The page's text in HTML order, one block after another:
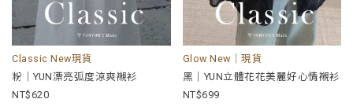
Classic New現貨
粉｜YUN漂亮弧度涼爽襯衫
620
Glow New｜現貨
黑｜YUN立體花花美麗好心情襯衫
699